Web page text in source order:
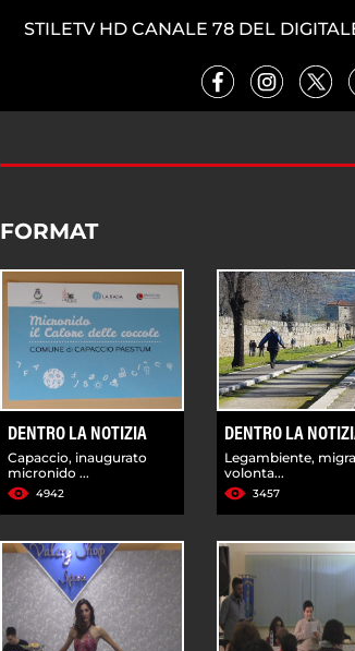
STILETV HD CANALE 78 DEL
FORMAT
DENTRO LA NOTIZIA
Capaccio, inaugurato
micronido ...
4942
DENTRO LA
Legambiente,
volonta...
3457